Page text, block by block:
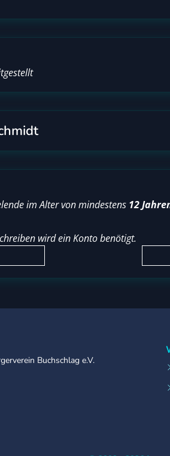
im Alter von mindestens 12
wird ein Konto benötigt.
Buchschlag e.V.